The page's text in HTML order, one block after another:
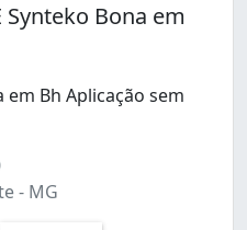
Bona em
em Bh Aplicação sem
- MG